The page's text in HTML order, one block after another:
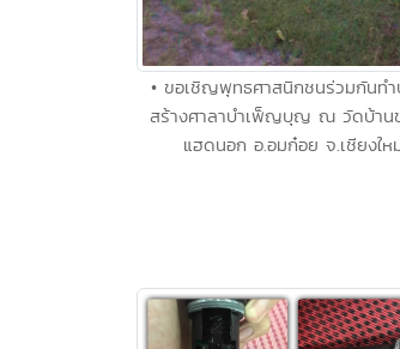
• ขอเชิญพุทธศาสนิกชนร่วมกันท
สร้างศาลาบำเพ็ญบุญ ณ วัดบ้าน
แฮดนอก อ.อมก๋อย จ.เชียงให